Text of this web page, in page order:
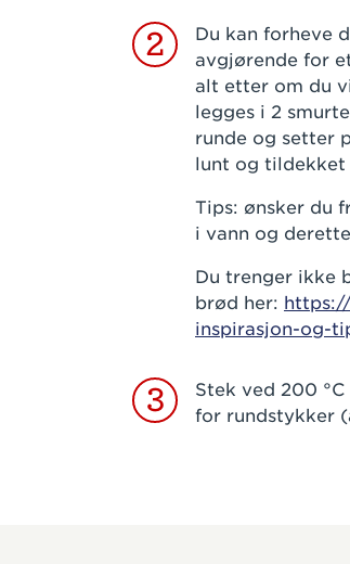
2
Du kan forheve
avgjørende for
alt etter om du
legges i 2
runde og setter
lunt og tildekket
Tips: ønsker du
i vann og
Du trenger ikke
brød her:
inspirasjon-og-
3
Stek ved 200
for rundstykker